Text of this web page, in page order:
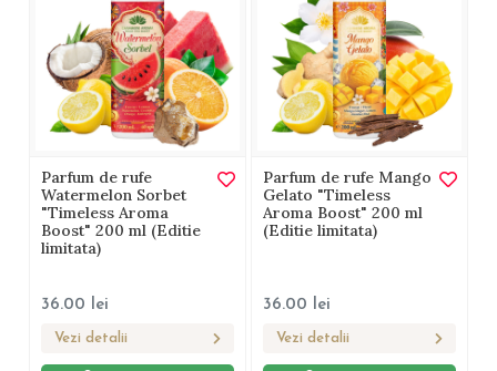
Parfum de rufe
Watermelon Sorbet
"Timeless Aroma
Boost" 200 ml (Editie
limitata)
36.00 lei
Vezi detalii
Parfum de rufe Mango
Gelato "Timeless
Aroma Boost" 200 ml
(Editie limitata)
36.00 lei
Vezi detalii